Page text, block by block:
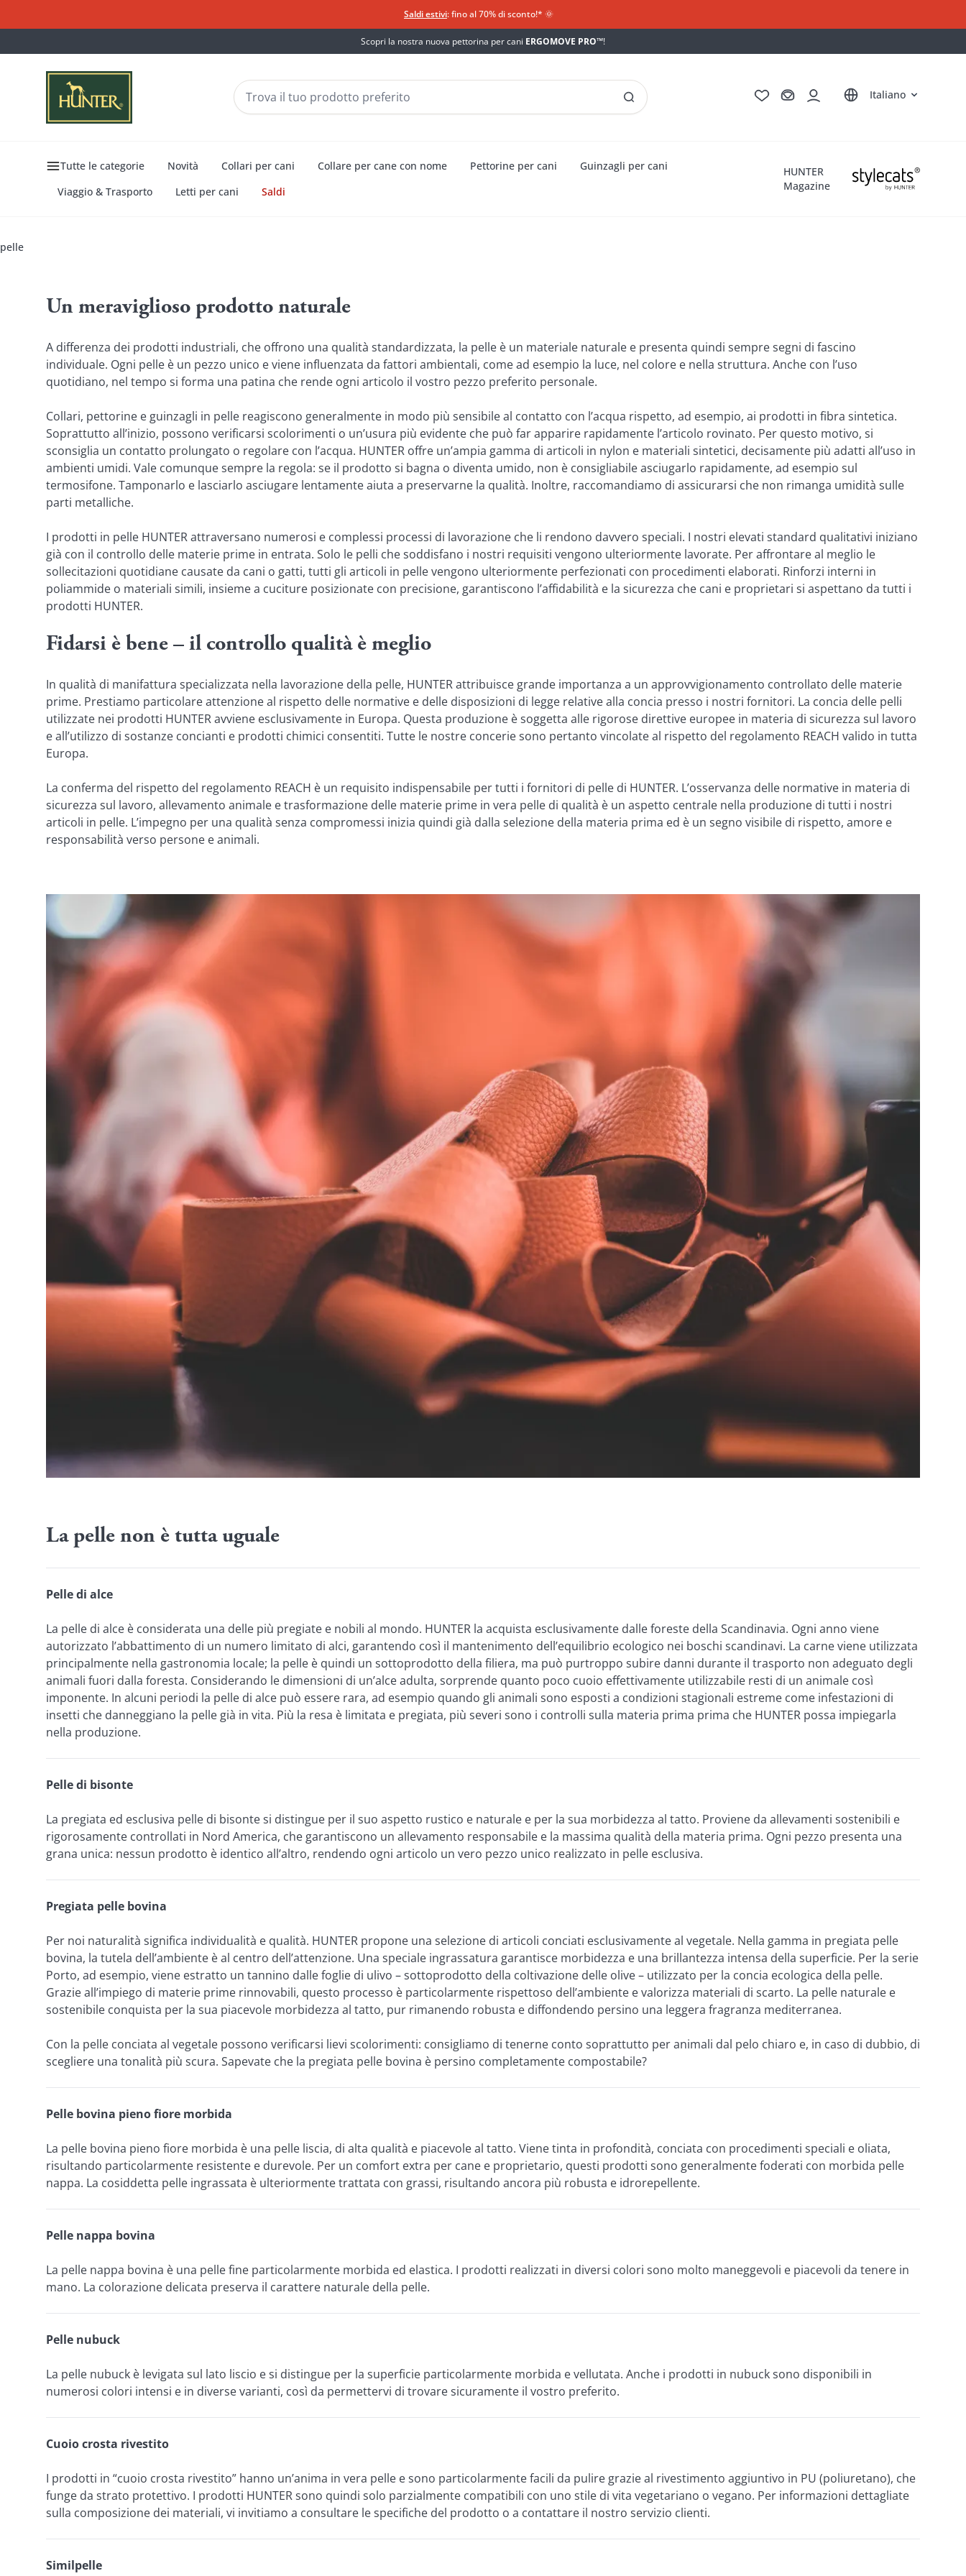
Saldi estivi: fino al 70% di sconto!*​ 🌞
Scopri la nostra nuova pettorina per cani ERGOMOVE PRO™!
Deutsch
English
Français
Nederlands
Italiano
Tutte le categorie Novità Collari per cani Collare per cane con nome Pettorine per cani
Guinzagli per cani
Viaggio & Trasporto
Letti per cani Saldi
HUNTER
Magazine
pelle
pelle
Un meraviglioso prodotto naturale
A differenza dei prodotti industriali, che offrono una qualità standardizzata, la pelle è un materiale naturale e presenta quindi sempre segni di fascino
individuale. Ogni pelle è un pezzo unico e viene influenzata da fattori ambientali, come ad esempio la luce, nel colore e nella struttura. Anche con l’uso
quotidiano, nel tempo si forma una patina che rende ogni articolo il vostro pezzo preferito personale.
Collari, pettorine e guinzagli in pelle reagiscono generalmente in modo più sensibile al contatto con l’acqua rispetto, ad esempio, ai prodotti in fibra sintetica.
Soprattutto all’inizio, possono verificarsi scolorimenti o un’usura più evidente che può far apparire rapidamente l’articolo rovinato. Per questo motivo, si
sconsiglia un contatto prolungato o regolare con l’acqua. HUNTER offre un’ampia gamma di articoli in nylon e materiali sintetici, decisamente più adatti all’uso in
ambienti umidi. Vale comunque sempre la regola: se il prodotto si bagna o diventa umido, non è consigliabile asciugarlo rapidamente, ad esempio sul
termosifone. Tamponarlo e lasciarlo asciugare lentamente aiuta a preservarne la qualità. Inoltre, raccomandiamo di assicurarsi che non rimanga umidità sulle
parti metalliche.
I prodotti in pelle HUNTER attraversano numerosi e complessi processi di lavorazione che li rendono davvero speciali. I nostri elevati standard qualitativi iniziano
già con il controllo delle materie prime in entrata. Solo le pelli che soddisfano i nostri requisiti vengono ulteriormente lavorate. Per affrontare al meglio le
sollecitazioni quotidiane causate da cani o gatti, tutti gli articoli in pelle vengono ulteriormente perfezionati con procedimenti elaborati. Rinforzi interni in
poliammide o materiali simili, insieme a cuciture posizionate con precisione, garantiscono l’affidabilità e la sicurezza che cani e proprietari si aspettano da tutti i
prodotti HUNTER.
Fidarsi è bene – il controllo qualità è meglio
In qualità di manifattura specializzata nella lavorazione della pelle, HUNTER attribuisce grande importanza a un approvvigionamento controllato delle materie
prime. Prestiamo particolare attenzione al rispetto delle normative e delle disposizioni di legge relative alla concia presso i nostri fornitori. La concia delle pelli
utilizzate nei prodotti HUNTER avviene esclusivamente in Europa. Questa produzione è soggetta alle rigorose direttive europee in materia di sicurezza sul lavoro
e all’utilizzo di sostanze concianti e prodotti chimici consentiti. Tutte le nostre concerie sono pertanto vincolate al rispetto del regolamento REACH valido in tutta
Europa.
La conferma del rispetto del regolamento REACH è un requisito indispensabile per tutti i fornitori di pelle di HUNTER. L’osservanza delle normative in materia di
sicurezza sul lavoro, allevamento animale e trasformazione delle materie prime in vera pelle di qualità è un aspetto centrale nella produzione di tutti i nostri
articoli in pelle. L’impegno per una qualità senza compromessi inizia quindi già dalla selezione della materia prima ed è un segno visibile di rispetto, amore e
responsabilità verso persone e animali.
La pelle non è tutta uguale
Pelle di alce
La pelle di alce è considerata una delle più pregiate e nobili al mondo. HUNTER la acquista esclusivamente dalle foreste della Scandinavia. Ogni anno viene
autorizzato l’abbattimento di un numero limitato di alci, garantendo così il mantenimento dell’equilibrio ecologico nei boschi scandinavi. La carne viene utilizzata
principalmente nella gastronomia locale; la pelle è quindi un sottoprodotto della filiera, ma può purtroppo subire danni durante il trasporto non adeguato degli
animali fuori dalla foresta. Considerando le dimensioni di un’alce adulta, sorprende quanto poco cuoio effettivamente utilizzabile resti di un animale così
imponente. In alcuni periodi la pelle di alce può essere rara, ad esempio quando gli animali sono esposti a condizioni stagionali estreme come infestazioni di
insetti che danneggiano la pelle già in vita. Più la resa è limitata e pregiata, più severi sono i controlli sulla materia prima prima che HUNTER possa impiegarla
nella produzione.
Pelle di bisonte
La pregiata ed esclusiva pelle di bisonte si distingue per il suo aspetto rustico e naturale e per la sua morbidezza al tatto. Proviene da allevamenti sostenibili e
rigorosamente controllati in Nord America, che garantiscono un allevamento responsabile e la massima qualità della materia prima. Ogni pezzo presenta una
grana unica: nessun prodotto è identico all’altro, rendendo ogni articolo un vero pezzo unico realizzato in pelle esclusiva.
Pregiata pelle bovina
Per noi naturalità significa individualità e qualità. HUNTER propone una selezione di articoli conciati esclusivamente al vegetale. Nella gamma in pregiata pelle
bovina, la tutela dell’ambiente è al centro dell’attenzione. Una speciale ingrassatura garantisce morbidezza e una brillantezza intensa della superficie. Per la serie
Porto, ad esempio, viene estratto un tannino dalle foglie di ulivo – sottoprodotto della coltivazione delle olive – utilizzato per la concia ecologica della pelle.
Grazie all’impiego di materie prime rinnovabili, questo processo è particolarmente rispettoso dell’ambiente e valorizza materiali di scarto. La pelle naturale e
sostenibile conquista per la sua piacevole morbidezza al tatto, pur rimanendo robusta e diffondendo persino una leggera fragranza mediterranea.
Con la pelle conciata al vegetale possono verificarsi lievi scolorimenti: consigliamo di tenerne conto soprattutto per animali dal pelo chiaro e, in caso di dubbio, di
scegliere una tonalità più scura. Sapevate che la pregiata pelle bovina è persino completamente compostabile?
Pelle bovina pieno fiore morbida
La pelle bovina pieno fiore morbida è una pelle liscia, di alta qualità e piacevole al tatto. Viene tinta in profondità, conciata con procedimenti speciali e oliata,
risultando particolarmente resistente e durevole. Per un comfort extra per cane e proprietario, questi prodotti sono generalmente foderati con morbida pelle
nappa. La cosiddetta pelle ingrassata è ulteriormente trattata con grassi, risultando ancora più robusta e idrorepellente.
Pelle nappa bovina
La pelle nappa bovina è una pelle fine particolarmente morbida ed elastica. I prodotti realizzati in diversi colori sono molto maneggevoli e piacevoli da tenere in
mano. La colorazione delicata preserva il carattere naturale della pelle.
Pelle nubuck
La pelle nubuck è levigata sul lato liscio e si distingue per la superficie particolarmente morbida e vellutata. Anche i prodotti in nubuck sono disponibili in
numerosi colori intensi e in diverse varianti, così da permettervi di trovare sicuramente il vostro preferito.
Cuoio crosta rivestito
I prodotti in “cuoio crosta rivestito” hanno un’anima in vera pelle e sono particolarmente facili da pulire grazie al rivestimento aggiuntivo in PU (poliuretano), che
funge da strato protettivo. I prodotti HUNTER sono quindi solo parzialmente compatibili con uno stile di vita vegetariano o vegano. Per informazioni dettagliate
sulla composizione dei materiali, vi invitiamo a consultare le specifiche del prodotto o a contattare il nostro servizio clienti.
Similpelle